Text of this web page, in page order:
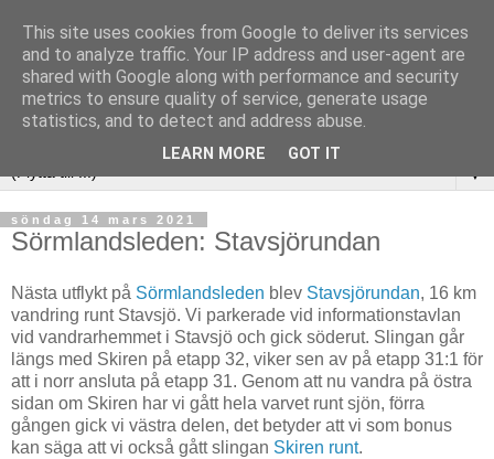
▼
söndag 14 mars 2021
Sörmlandsleden: Stavsjörundan
Nästa utflykt på Sörmlandsleden blev Stavsjörundan, 16 km
vandring runt Stavsjö. Vi parkerade vid informationstavlan
vid vandrarhemmet i Stavsjö och gick söderut. Slingan går
längs med Skiren på etapp 32, viker sen av på etapp 31:1 för
att i norr ansluta på etapp 31. Genom att nu vandra på östra
sidan om Skiren har vi gått hela varvet runt sjön, förra
gången gick vi västra delen, det betyder att vi som bonus
kan säga att vi också gått slingan Skiren runt.
This site uses cookies from Google to deliver its services
and to analyze traffic. Your IP address and user-agent are
shared with Google along with performance and security
metrics to ensure quality of service, generate usage
statistics, and to detect and address abuse.
LEARN MORE GOT IT